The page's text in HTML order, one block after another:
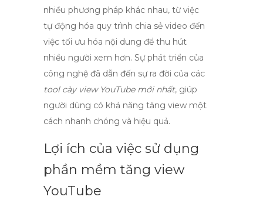
nhiều phương pháp khác nhau, từ việc
tự động hóa quy trình chia sẻ video đến
việc tối ưu hóa nội dung để thu hút
nhiều người xem hơn. Sự phát triển của
công nghệ đã dẫn đến sự ra đời của các
tool cày view YouTube mới nhất, giúp
người dùng có khả năng tăng view một
cách nhanh chóng và hiệu quả.
Lợi ích của việc sử dụng
phần mềm tăng view
YouTube